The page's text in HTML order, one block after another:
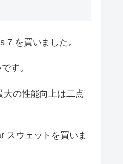
7 を買いました。
す。
大の性能向上は二点
スウェットを買いま